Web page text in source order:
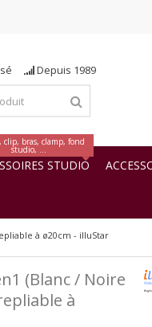
Depuis 1989
STUDIO
clip, bras, clamp, fond
studio, ...
à ø20cm - illuStar
(Blanc / Noire
à